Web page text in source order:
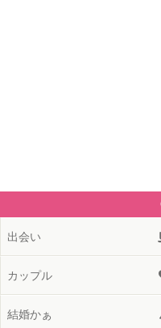
出会い
カップル
結婚かぁ